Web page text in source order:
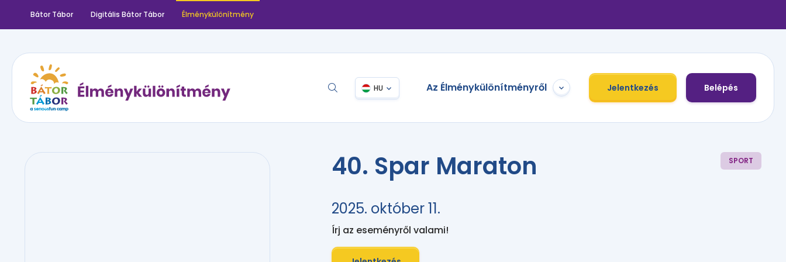
Bátor Tábor Digitális Bátor Tábor Élménykülönítmény
HU Az Élménykülönítményről Jelentkezés Belépés
40. Spar Maraton
2025. október 11.
SPORT
Írj az eseményről valami!